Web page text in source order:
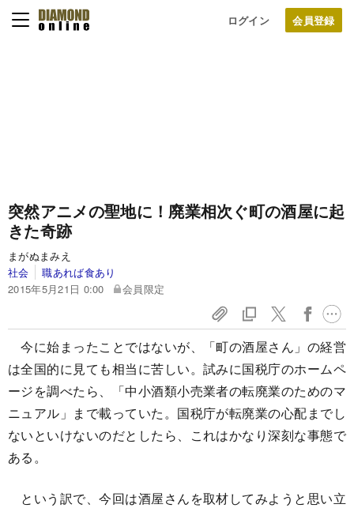
ログイン
突然アニメの聖地に！ 廃業相次ぐ町の酒屋に起
きた奇跡
まがぬまみえ
社会
職あれば食あり
2015年5月21日 0:00
会員限定
今に始まったことではないが、「町の酒屋さん」の経営
は全国的に見ても相当に苦しい。試みに国税庁のホームペ
ージを調べたら、「中小酒類小売業者の転廃業のためのマ
ニュアル」まで載っていた。国税庁が転廃業の心配までし
ないといけないのだとしたら、これはかなり深刻な事態で
ある。
という訳で、今回は酒屋さんを取材してみようと思い立